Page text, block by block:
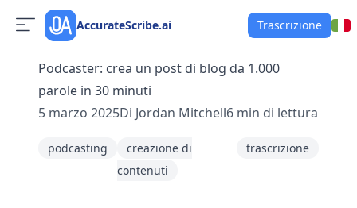
AccurateScribe.ai Trascrizione
Podcaster: crea un post di blog da 1.000
parole in 30 minuti
5 marzo 2025Di Jordan Mitchell6 min di lettura
podcasting
creazione di
contenuti
trascrizione